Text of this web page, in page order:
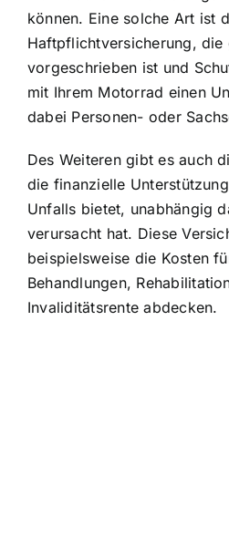
können. Eine solche Art ist
Haftpflichtversicherung, die
vorgeschrieben ist und
mit Ihrem Motorrad einen
dabei Personen- oder
Des Weiteren gibt es auch
die finanzielle
Unfalls bietet, unabhängig
verursacht hat. Diese
beispielsweise die Kosten
Behandlungen,
Invaliditätsrente abdecken.